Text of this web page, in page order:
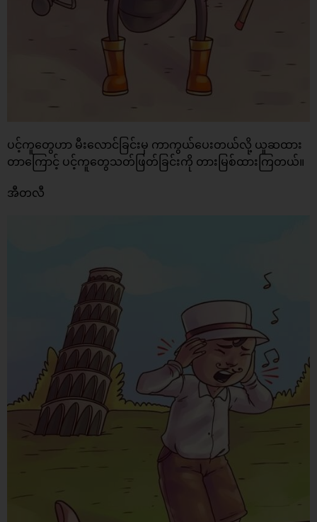
ပင့်ကူတွေဟာ မီးလောင်ခြင်းမှ ကာကွယ်ပေးတယ်လို့ ယူဆထား
တာကြောင့် ပင့်ကူတွေသတ်ဖြတ်ခြင်းကို တားမြစ်ထားကြတယ်။
အီတလီ